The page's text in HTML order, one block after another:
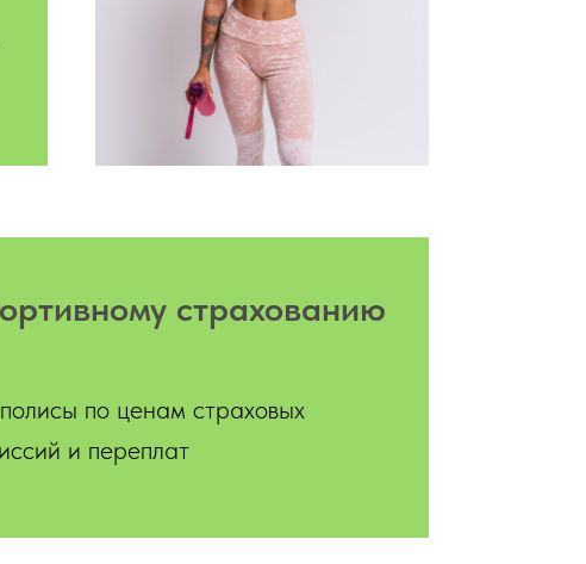
страхованию
по ценам страховых
и переплат